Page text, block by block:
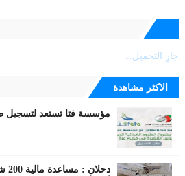
جارٍ التحميل...
الاكثر مشاهدة
مؤسسة فتا تستعد لتسجيل